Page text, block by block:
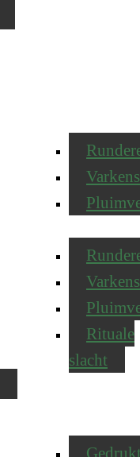
Varkens
Varkens
Rituale
slacht